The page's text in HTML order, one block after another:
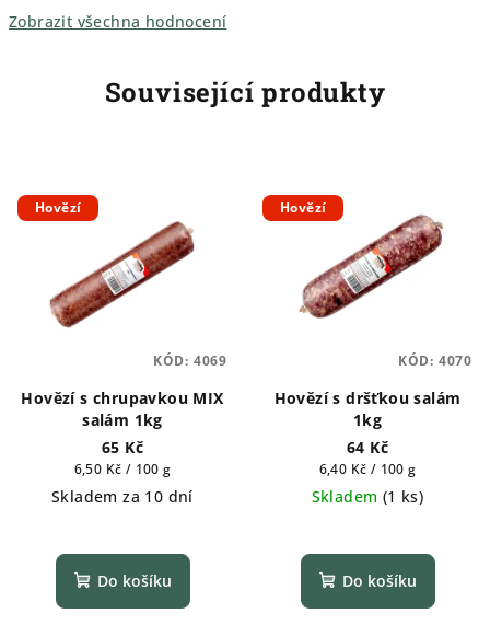
Zobrazit všechna hodnocení
Související produkty
Hovězí
Hovězí s chrupavkou MIX
salám 1kg
65 Kč
Měrná
cena:
6,50 Kč / 100 g
Skladem za 10 dní
Do košíku
KÓD: 4069
Hovězí
Hovězí s dršťkou salám
1kg
64 Kč
Měrná
cena:
6,40 Kč / 100 g
Skladem (1 ks)
hodnocení
produktu
Do košíku
KÓD: 4070